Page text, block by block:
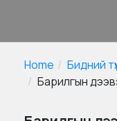
Home
Бидний
Барилгын